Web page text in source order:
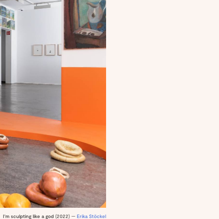
I'm sculpting like a god(2022) — Erika Stöckel